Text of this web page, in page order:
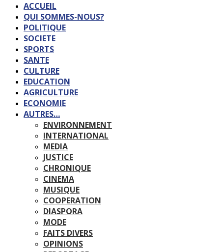
ACCUEIL
QUI SOMMES-NOUS?
POLITIQUE
SOCIETE
SPORTS
SANTE
CULTURE
EDUCATION
AGRICULTURE
ECONOMIE
AUTRES…
ENVIRONNEMENT
INTERNATIONAL
MEDIA
JUSTICE
CHRONIQUE
CINEMA
MUSIQUE
COOPERATION
DIASPORA
MODE
FAITS DIVERS
OPINIONS